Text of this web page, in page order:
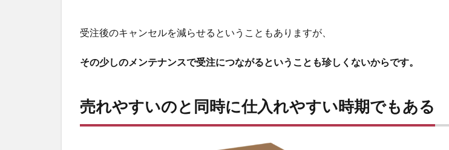
受注後のキャンセルを減らせるということもありますが、
その少しのメンテナンスで受注につながるということも珍しくないからです。
売れやすいのと同時に仕入れやすい時期でもある